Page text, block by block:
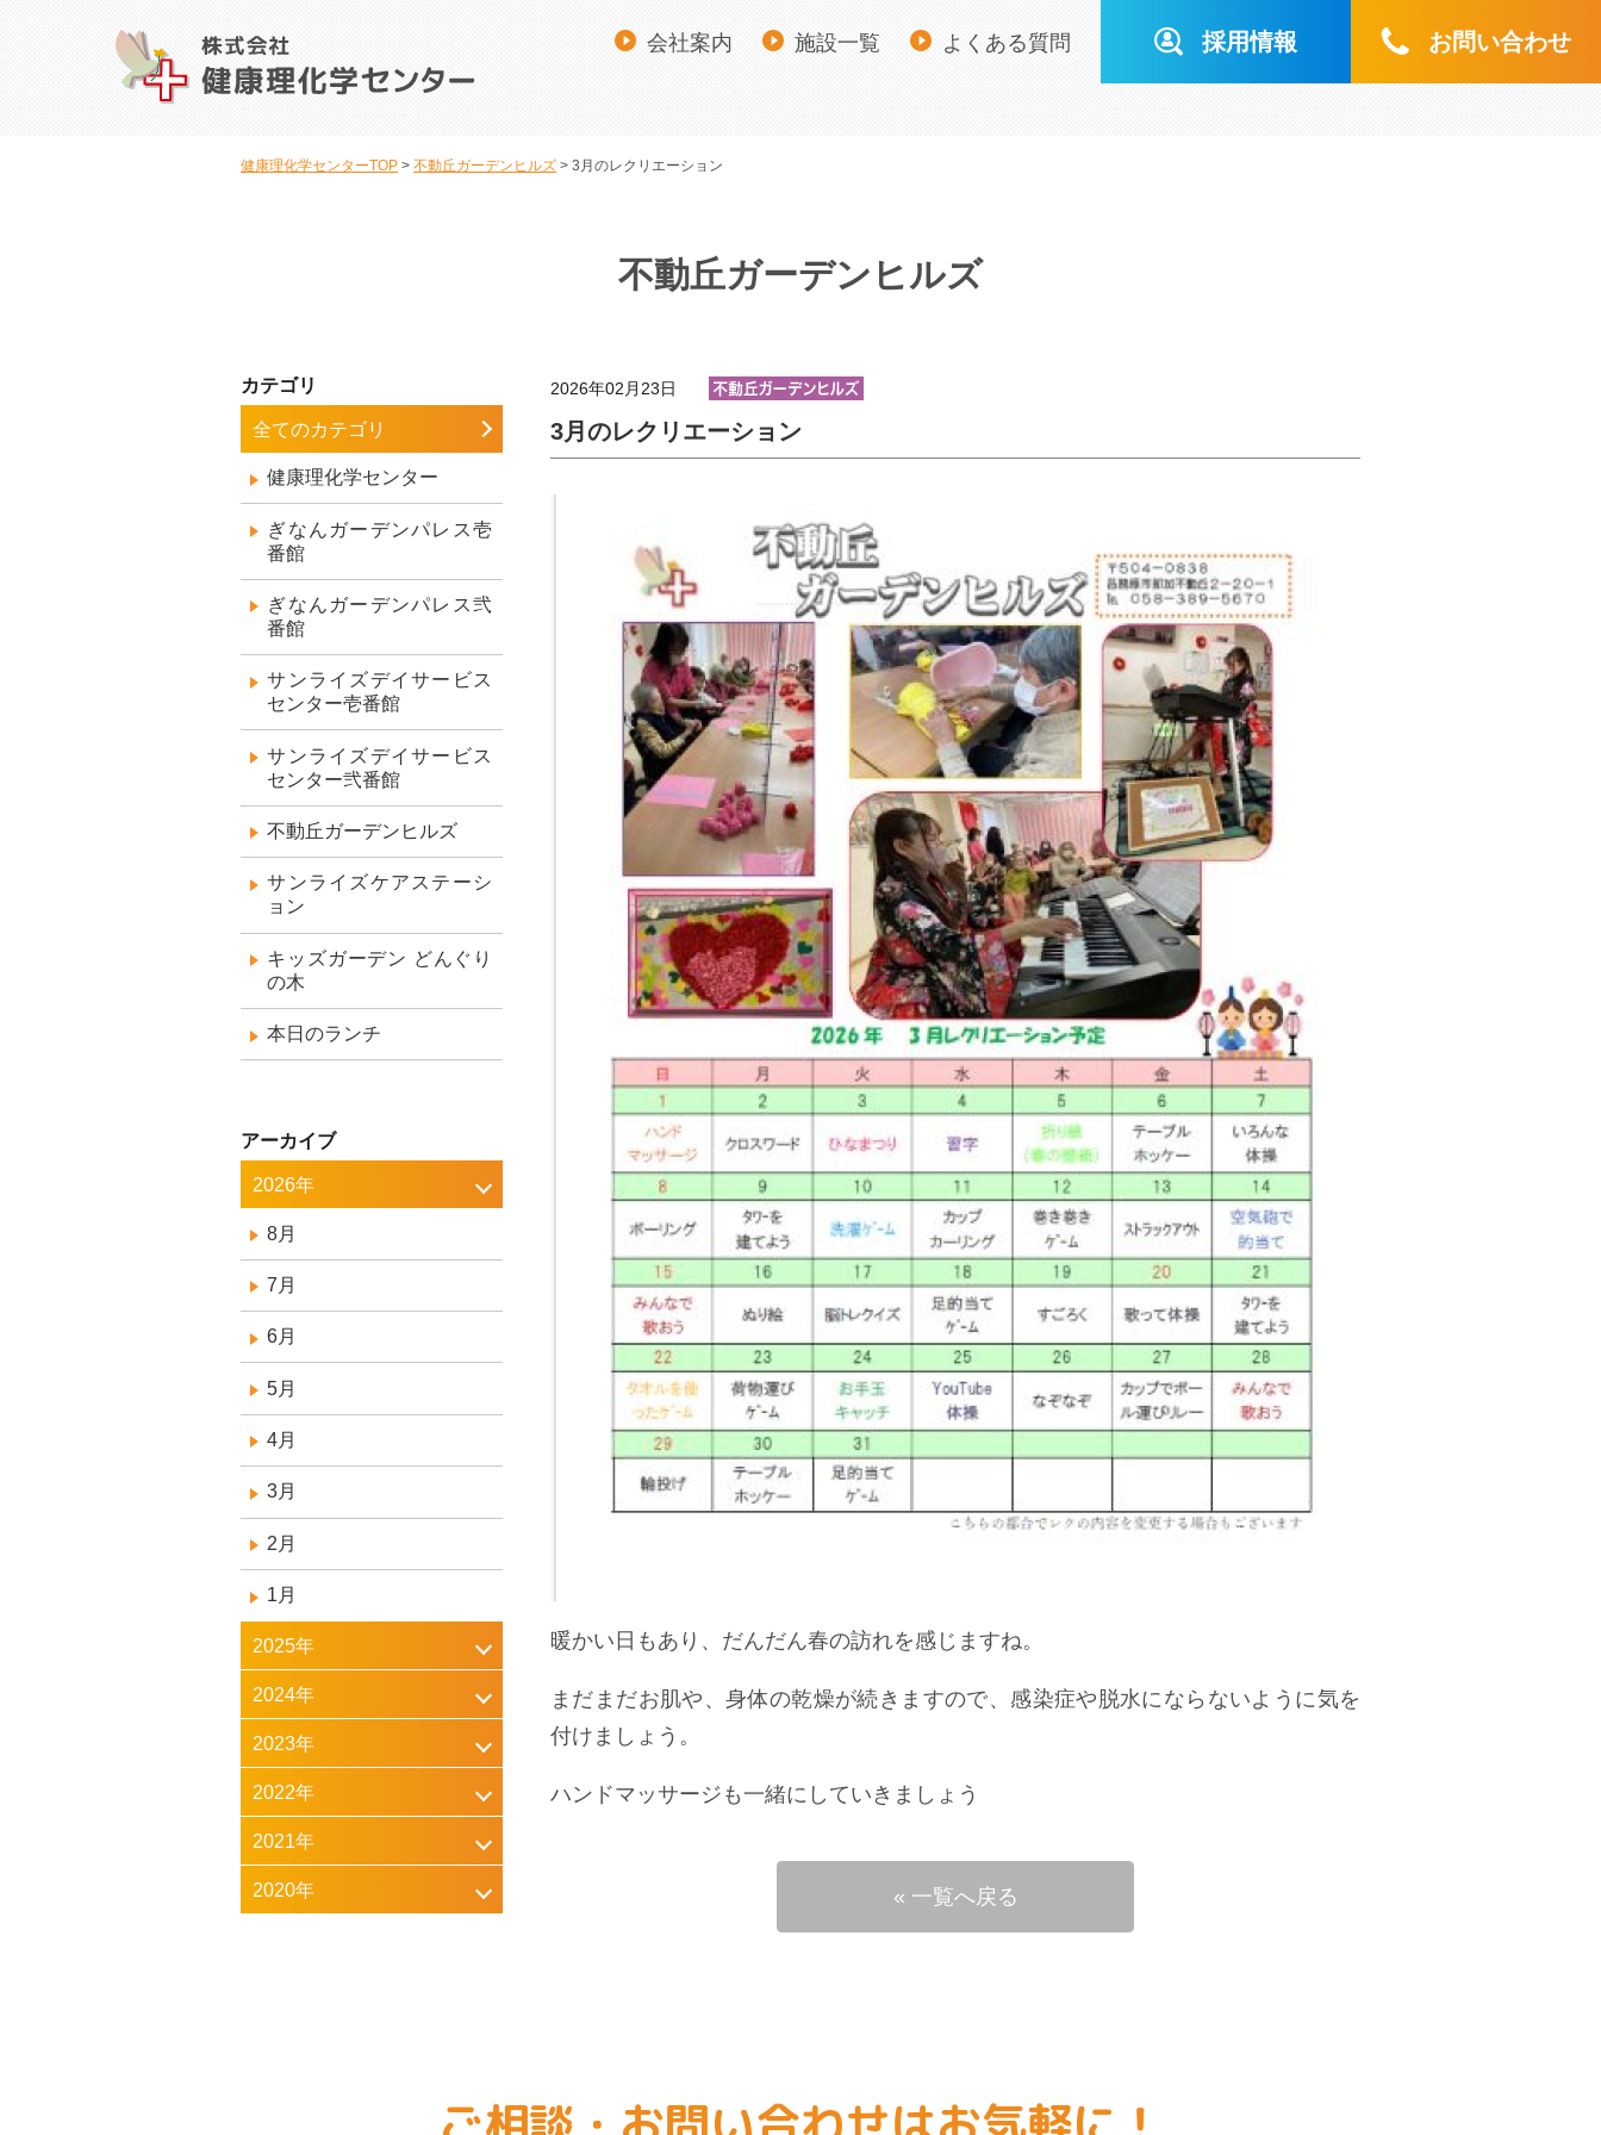
会社案内 施設一覧 よくある質問 採用情報 お問い合わせ
健康理化学センターTOP 不動丘ガーデンヒルズ 3月のレクリエーション
不動丘ガーデンヒルズ
カテゴリ
全てのカテゴリ
健康理化学センター
ぎなんガーデンパレス壱
番館
ぎなんガーデンパレス弐
番館
サンライズデイサービス
センター壱番館
サンライズデイサービス
センター弐番館
不動丘ガーデンヒルズ
サンライズケアステーシ
ョン
キッズガーデン どんぐり
の木
本日のランチ
アーカイブ
2026年
8月
7月
6月
5月
4月
3月
2月
1月
2025年
2024年
2023年
2022年
2021年
2020年
2026年02月23日
3月のレクリエーション
暖かい日もあり、だんだん春の訪れを感じますね。
まだまだお肌や、身体の乾燥が続きますので、感染症や脱水にならないように気を
付けましょう。
ハンドマッサージも一緒にしていきましょう
« 一覧へ戻る